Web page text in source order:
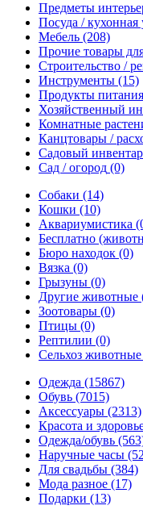
Предметы
Посуда / кухонная
Мебель (208)
Прочие товары
Строительство /
Инструменты (15)
Продукты
Хозяйственный
Комнатные
Канцтовары /
Садовый
Сад / огород (0)
Собаки (14)
Кошки (10)
Аквариумистика
Бесплатно
Бюро находок (0)
Вязка (0)
Грызуны (0)
Другие животные
Зоотовары (0)
Птицы (0)
Рептилии (0)
Сельхоз животные
Одежда (15867)
Обувь (7015)
Аксессуары (2313)
Красота и
Одежда/обувь
Наручные часы
Для свадьбы (384)
Мода разное (17)
Подарки (13)